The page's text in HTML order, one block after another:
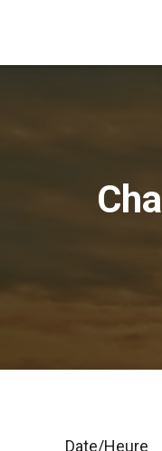
Date/Heure